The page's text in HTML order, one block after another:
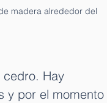
madera alrededor del
Hay
y por el momento